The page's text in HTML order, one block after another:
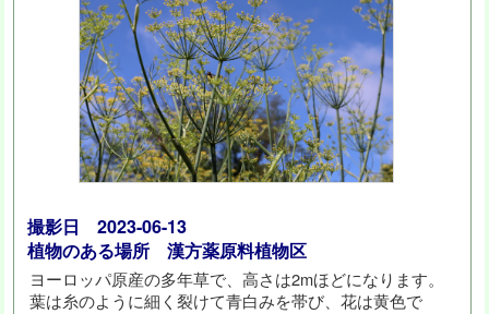
撮影日 2023-06-13
植物のある場所 漢方薬原料植物区
ヨーロッパ原産の多年草で、高さは2mほどになります。
葉は糸のように細く裂けて青白みを帯び、花は黄色で